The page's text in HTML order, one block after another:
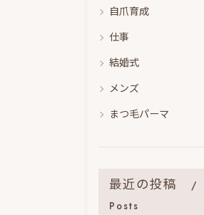
自爪育成
仕事
結婚式
メンズ
まつ毛パーマ
最近の投稿
Posts